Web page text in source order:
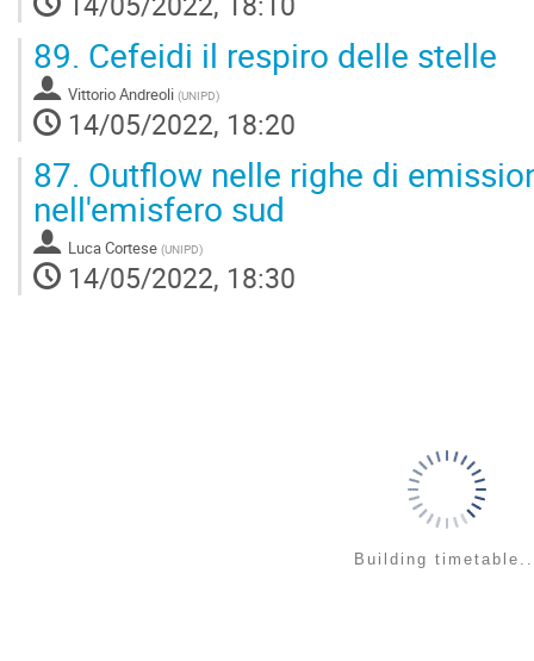
89. Cefeidi il respiro delle stelle
Vittorio Andreoli (UNIPD)
14/05/2022, 18:20
87. Outflow nelle righe di
nell'emisfero sud
Luca Cortese (UNIPD)
14/05/2022, 18:30
Building